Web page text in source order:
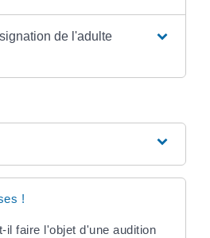
de l'adulte
!
il faire l'objet d'une audition